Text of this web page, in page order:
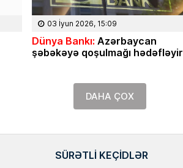
03 İyun 2026, 15:09
Dünya Bankı: Azərbaycan
şəbəkəyə qoşulmağı hədəfləyir
DAHA ÇOX
SÜRƏTLI KEÇIDLƏR